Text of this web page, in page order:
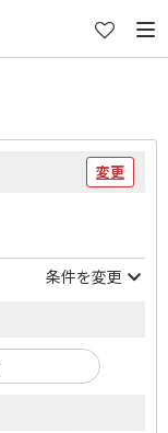
変更
条件を変更